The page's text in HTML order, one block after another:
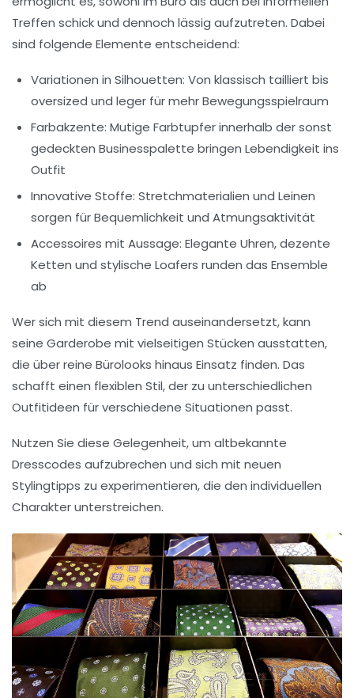
Treffen schick und dennoch lässig aufzutreten. Dabei
sind folgende Elemente entscheidend:
Variationen in Silhouetten: Von klassisch tailliert bis
oversized und leger für mehr Bewegungsspielraum
Farbakzente: Mutige Farbtupfer innerhalb der sonst
gedeckten Businesspalette bringen Lebendigkeit ins
Outfit
Innovative Stoffe: Stretchmaterialien und Leinen
sorgen für Bequemlichkeit und Atmungsaktivität
Accessoires mit Aussage: Elegante Uhren, dezente
Ketten und stylische Loafers runden das Ensemble
ab
Wer sich mit diesem Trend auseinandersetzt, kann
seine Garderobe mit vielseitigen Stücken ausstatten,
die über reine Bürolooks hinaus Einsatz finden. Das
schafft einen flexiblen Stil, der zu unterschiedlichen
Outfitideen für verschiedene Situationen passt.
Nutzen Sie diese Gelegenheit, um altbekannte
Dresscodes aufzubrechen und sich mit neuen
Stylingtipps zu experimentieren, die den individuellen
Charakter unterstreichen.